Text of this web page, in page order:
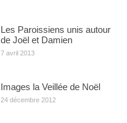
Les Paroissiens unis autour
de Joël et Damien
7 avril 2013
Images la Veillée de Noël
24 décembre 2012